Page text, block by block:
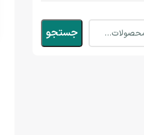
جستجو